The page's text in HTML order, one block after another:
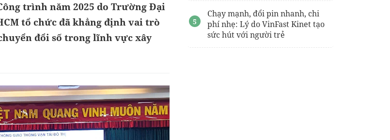
trình năm 2025 do Trường Đại
tổ chức đã khẳng định vai trò
đổi số trong lĩnh vực xây
Chạy mạnh, đổi pin nhanh, chi
phí nhẹ: Lý do VinFast Kinet tạo
sức hút với người trẻ